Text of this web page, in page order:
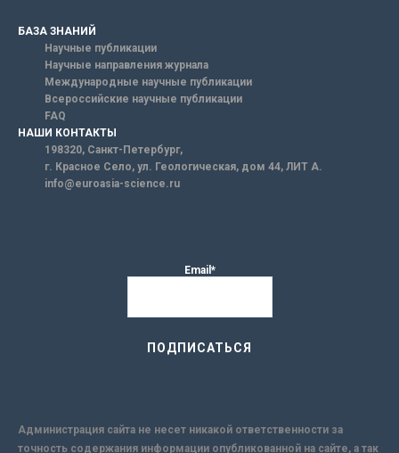
БАЗА ЗНАНИЙ
Научные публикации
Научные направления журнала
Международные научные публикации
Всероссийские научные публикации
FAQ
НАШИ КОНТАКТЫ
198320, Санкт-Петербург,
г. Красное Село, ул. Геологическая, дом 44, ЛИТ А.
info@euroasia-science.ru
Email*
Администрация сайта не несет никакой ответственности за
точность содержания информации опубликованной на сайте, а так